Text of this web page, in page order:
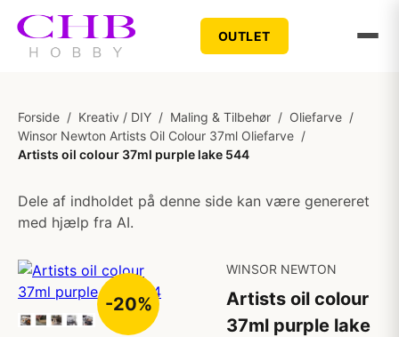
OUTLET
Forside / Kreativ / DIY / Maling & Tilbehør / Oliefarve /
Winsor Newton Artists Oil Colour 37ml Oliefarve /
Artists oil colour 37ml purple lake 544
Dele af indholdet på denne side kan være genereret
med hjælp fra AI.
-20%
WINSOR NEWTON
Artists oil colour
37ml purple lake